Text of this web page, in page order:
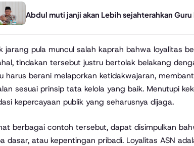
Abdul muti janji akan Lebih sejahterahkan
jarang pula muncul salah kaprah bahwa loyalitas
tindakan tersebut justru bertolak belakang
harus berani melaporkan ketidakwajaran,
sesuai prinsip tata kelola yang baik. Menutupi
kepercayaan publik yang seharusnya dijaga.
berbagai contoh tersebut, dapat disimpulkan
dasar, atau kepentingan pribadi. Loyalitas ASN